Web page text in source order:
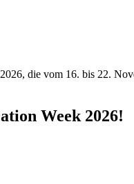
Week 2026!